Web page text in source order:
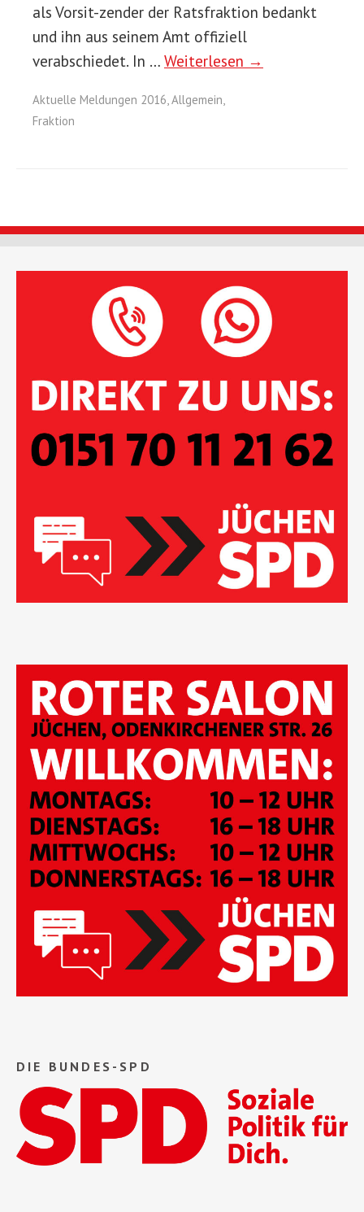
als Vorsit-zender der Ratsfraktion bedankt
und ihn aus seinem Amt offiziell
verabschiedet. In … Weiterlesen →
Aktuelle Meldungen 2016,Allgemein,
Fraktion
DIE BUNDES-SPD